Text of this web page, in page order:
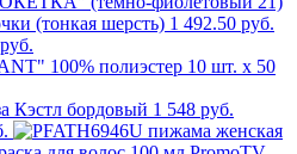
1 492.50 руб.
1 548 руб.